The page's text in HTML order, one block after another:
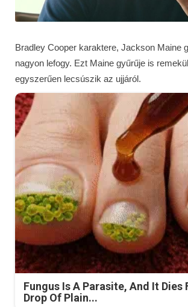
Bradley Cooper karaktere, Jackson Maine
nagyon lefogy. Ezt Maine gyűrűje is
egyszerűen lecsúszik az ujjáról.
Fungus Is A Parasite, And It Dies
Drop Of Plain...